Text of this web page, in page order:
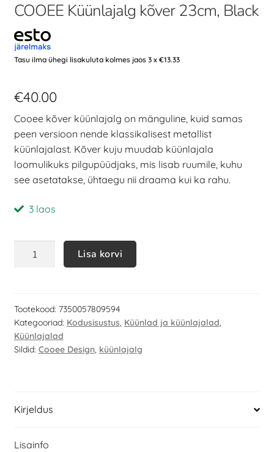
COOEE Küünlajalg kõver 23cm, Black
Tasu ilma ühegi lisakuluta kolmes jaos 3 x €13.33
€40.00
Cooee kõver küünlajalg on mänguline, kuid samas
peen versioon nende klassikalisest metallist
küünlajalast. Kõver kuju muudab küünlajala
loomulikuks pilgupüüdjaks, mis lisab ruumile, kuhu
see asetatakse, ühtaegu nii draama kui ka rahu.
3 laos
Lisa korvi
Tootekood: 7350057809594
Kategooriad: Kodusisustus, Küünlad ja küünlajalad,
Küünlajalad
Sildid: Cooee Design, küünlajalg
Kirjeldus
Lisainfo